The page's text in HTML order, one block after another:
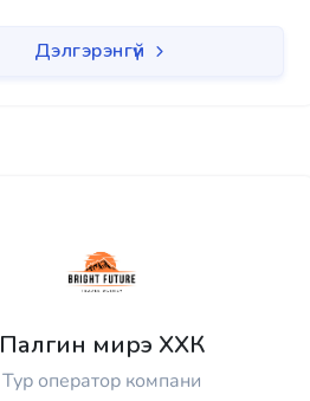
Дэлгэрэнгүй
Палгин мирэ ХХК
Тур оператор компани